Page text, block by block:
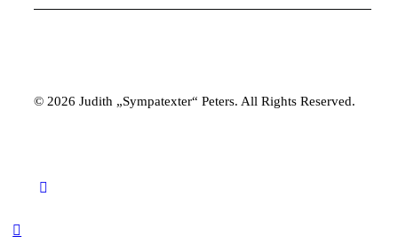
© 2026 Judith „Sympatexter“ Peters. All Rights Reserved.